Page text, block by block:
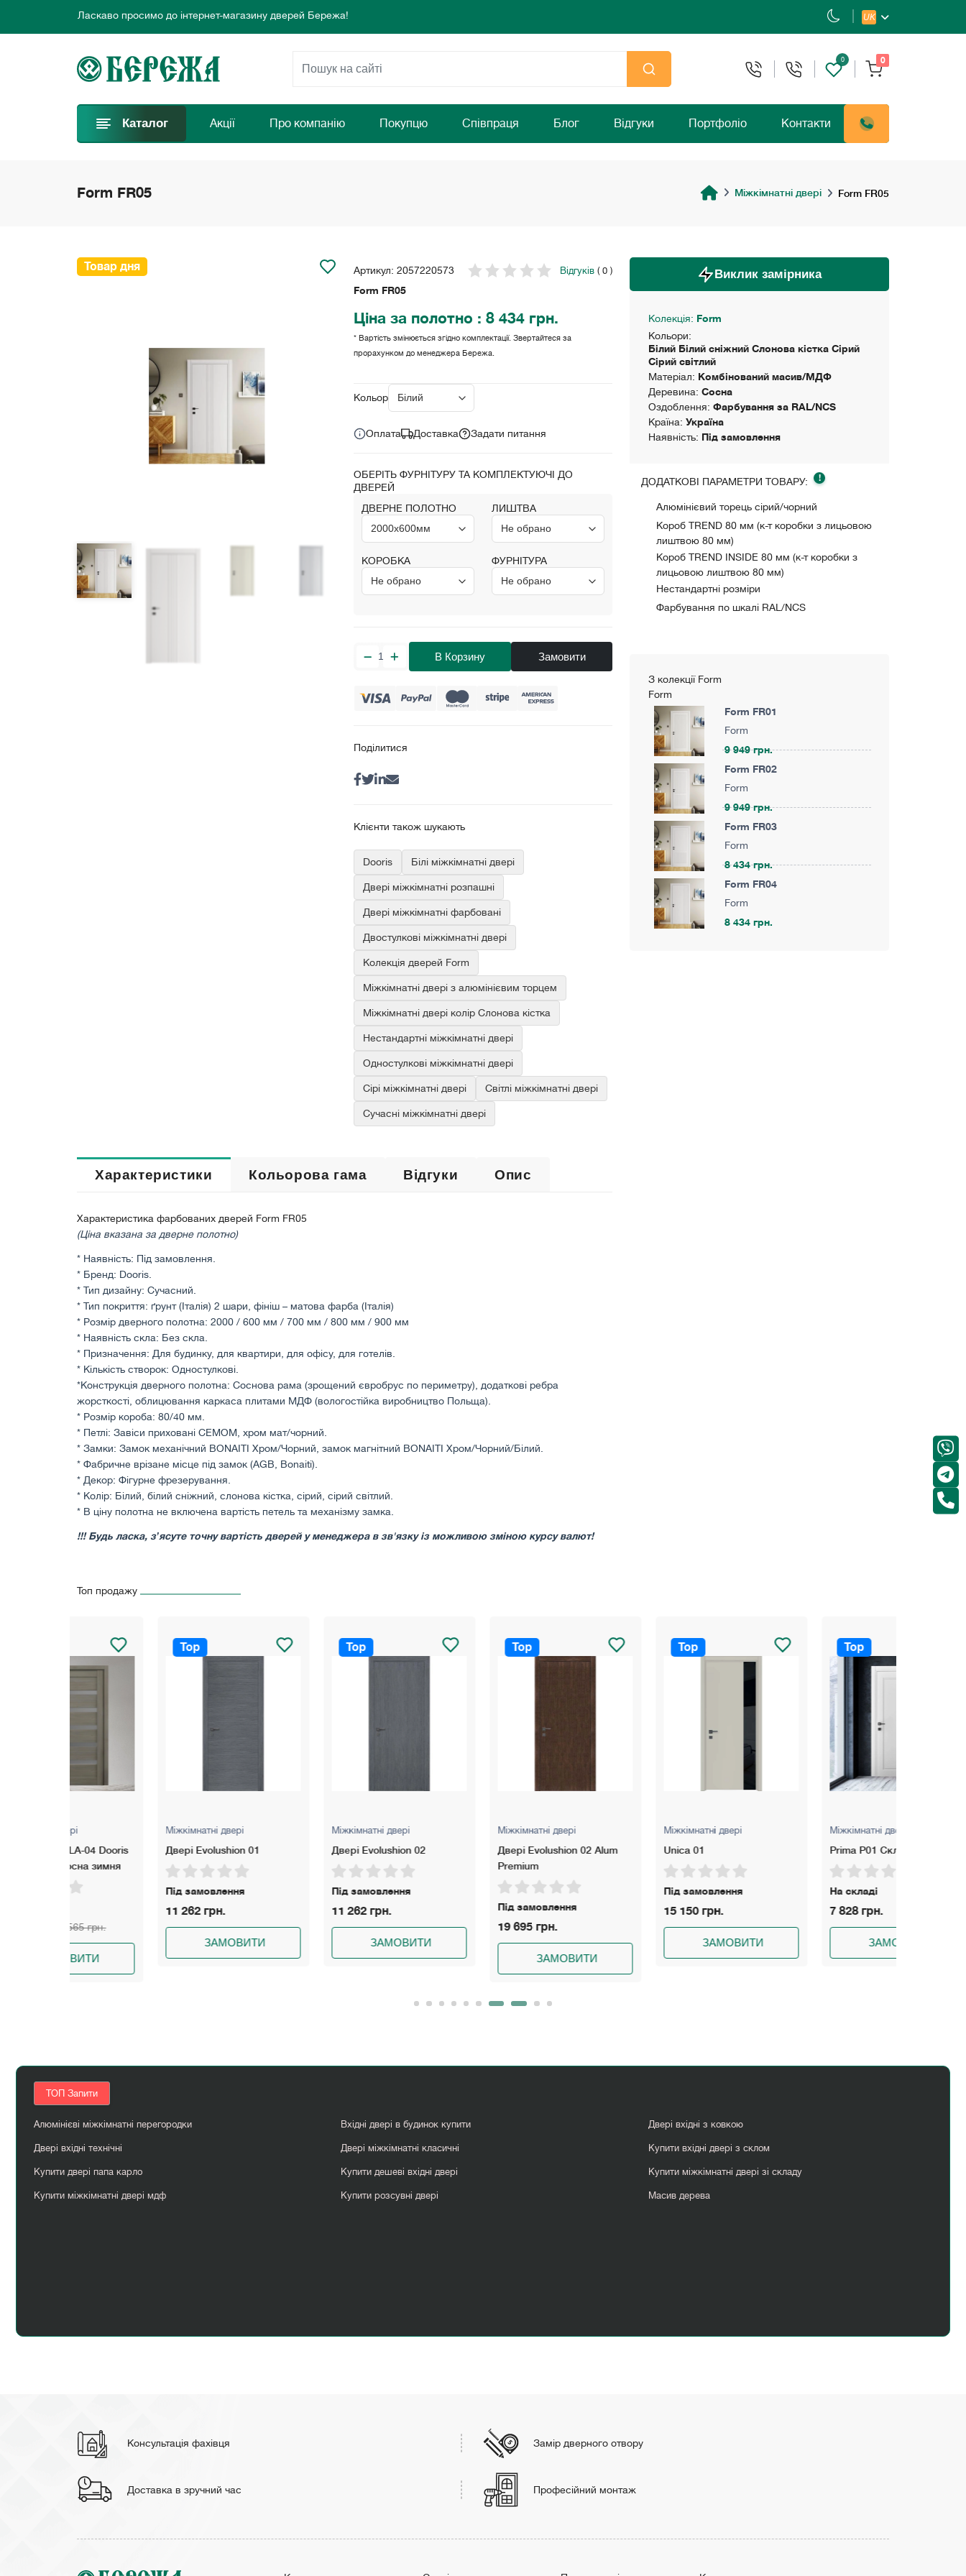
Ласкаво просимо до інтернет-магазину дверей Бережа!
Ми пропонуємо нові вигідні пропозиції щодня для комфорту та затишку Вашого дому!
Ласкаво просимо до інтернет-магазину дверей Бережа!
Ми пропонуємо нові вигідні пропозиції щодня для комфорту та затишку Вашого дому!
UK
0 0
Каталог Акції Про компанію Покупцю Співпраця Блог Відгуки Портфоліо Контакти
Form FR05 Міжкімнатні двері Form FR05
Товар дня Артикул: 2057220573 Відгуків ( 0 )
Form FR05
Ціна за полотно : 8 434 грн.
* Вартість змінюється згідно комплектації. Звертайтеся за
прорахунком до менеджера Бережа.
Кольори:
Оплата Доставка Задати питання
ОБЕРІТЬ ФУРНІТУРУ ТА КОМПЛЕКТУЮЧІ ДО
ДВЕРЕЙ
ДВЕРНЕ ПОЛОТНО
КОРОБКА
ЛИШТВА
ФУРНІТУРА
В Корзину Замовити
Поділитися
Клієнти також шукають
Dooris Білі міжкімнатні двері
Двері міжкімнатні розпашні
Двері міжкімнатні фарбовані
Двостулкові міжкімнатні двері
Колекція дверей Form
Міжкімнатні двері з алюмінієвим торцем
Міжкімнатні двері колір Слонова кістка
Нестандартні міжкімнатні двері
Одностулкові міжкімнатні двері
Сірі міжкімнатні двері Світлі міжкімнатні двері
Сучасні міжкімнатні двері
Виклик замірника
Колекція: Form
Кольори:
Білий Білий сніжний Слонова кістка Сірий
Сірий світлий
Матеріал: Комбінований масив/МДФ
Деревина: Сосна
Оздоблення: Фарбування за RAL/NCS
Країна: Україна
Наявність: Під замовлення
ДОДАТКОВІ ПАРАМЕТРИ ТОВАРУ: !
Алюмінієвий торець сірий/чорний
Короб TREND 80 мм (к-т коробки з лицьовою
лиштвою 80 мм)
Короб TREND INSIDE 80 мм (к-т коробки з
лицьовою лиштвою 80 мм)
Нестандартні розміри
Фарбування по шкалі RAL/NCS
З колекції Form
Form
Form FR01
Form
9 949 грн.
Form FR02
Form
9 949 грн.
Form FR03
Form
8 434 грн.
Form FR04
Form
8 434 грн.
Характеристики Кольорова гама Відгуки Опис
Характеристика фарбованих дверей Form FR05
(Ціна вказана за дверне полотно)
* Наявність: Під замовлення.
* Бренд: Dooris.
* Тип дизайну: Сучасний.
* Тип покриття: ґрунт (Італія) 2 шари, фініш – матова фарба (Італія)
* Розмір дверного полотна: 2000 / 600 мм / 700 мм / 800 мм / 900 мм
* Наявність скла: Без скла.
* Призначення: Для будинку, для квартири, для офісу, для готелів.
* Кількість створок: Одностулкові.
*Конструкція дверного полотна: Соснова рама (зрощений євробрус по периметру), додаткові ребра
жорсткості, облицювання каркаса плитами МДФ (вологостійка виробництво Польща).
* Розмір короба: 80/40 мм.
* Петлі: Завіси приховані СЕМОМ, хром мат/чорний.
* Замки: Замок механічний BONAITI Хром/Чорний, замок магнітний BONAITI Хром/Чорний/Білий.
* Фабричне врізане місце під замок (AGB, Bonaiti).
* Декор: Фігурне фрезерування.
* Колір: Білий, білий сніжний, слонова кістка, сірий, сірий світлий.
* В ціну полотна не включена вартість петель та механізму замка.
!!! Будь ласка, зʼясуте точну вартість дверей у менеджера в зв'язку із можливою зміною курсу валют!
Топ продажу
Top
Двері Evolushion 01
ЗАМОВИТИ
Top
Двері Evolushion 02
Top
Двері Evolushion 02 Alum
19 695 грн.
ЗАМОВИТИ
Top
Unica 01
ЗАМОВИТИ
Top
ТОП Запити
Алюмінієві міжкімнатні перегородки Вхідні двері в будинок купити Двері вхідні з ковкою
Двері вхідні технічні Двері міжкімнатні класичні Купити вхідні двері з склом
Купити двері папа карло Купити дешеві вхідні двері Купити міжкімнатні двері зі складу
Купити міжкімнатні двері мдф Купити розсувні двері Масив дерева
Консультація фахівця Замір дверного отвору
Доставка в зручний час Професійний монтаж